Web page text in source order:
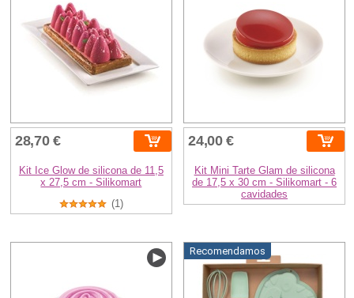
28,70 €
Kit Ice Glow de silicona de 11,5
x 27,5 cm - Silikomart
(1)
24,00 €
Kit Mini Tarte Glam de silicona
de 17,5 x 30 cm - Silikomart - 6
cavidades
Recomendamos